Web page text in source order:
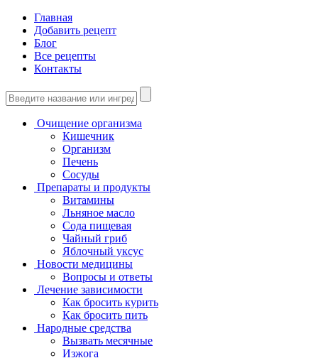
Главная
Добавить рецепт
Блог
Все рецепты
Контакты
Очищение организма
Кишечник
Организм
Печень
Сосуды
Препараты и продукты
Витамины
Льняное масло
Сода пищевая
Чайный гриб
Яблочный уксус
Новости медицины
Вопросы и ответы
Лечение зависимости
Как бросить курить
Как бросить пить
Народные средства
Вызвать месячные
Изжога